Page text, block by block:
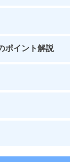
ポイント解説